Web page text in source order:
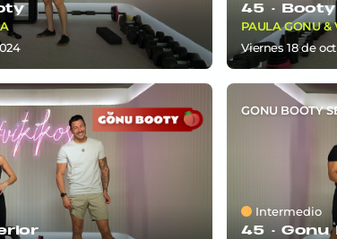
45 ·
PAULA GONU &
viernes 18de
GONU BOOTY
Intermedio
45 · Gonu